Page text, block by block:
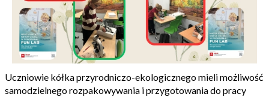
Uczniowie kółka przyrodniczo-ekologicznego mieli możliwość
samodzielnego rozpakowywania i przygotowania do pracy